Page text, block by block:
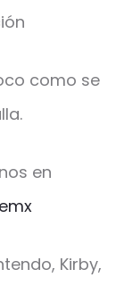
como se
en
Kirby,